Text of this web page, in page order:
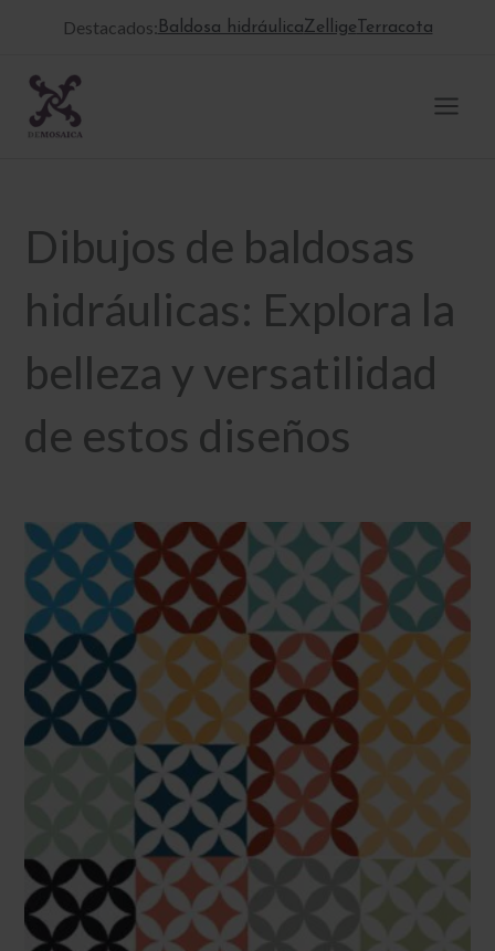
Destacados: Baldosa hidráulicaZellige Terracota
Dibujos de baldosas
hidráulicas: Explora la
belleza y versatilidad
de estos diseños